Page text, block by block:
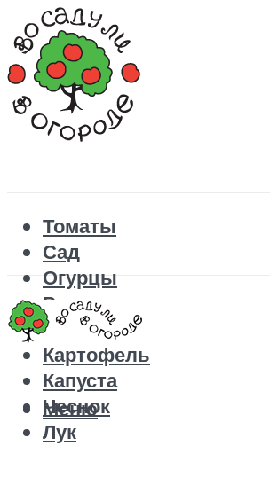
Томаты
Сад
Огурцы
Рецепты
Перец
Картофель
Капуста
Чеснок
Лук
Меню